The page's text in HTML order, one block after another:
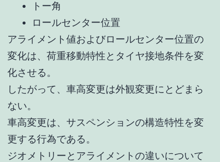
トー角
ロールセンター位置
アライメント値およびロールセンター位置の
変化は、荷重移動特性とタイヤ接地条件を変
化させる。
したがって、車高変更は外観変更にとどまら
ない。
車高変更は、サスペンションの構造特性を変
更する行為である。
ジオメトリーとアライメントの違いについて